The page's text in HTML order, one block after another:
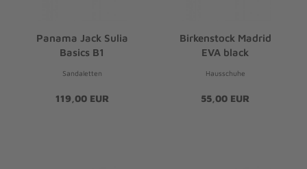
Panama Jack Sulia
Basics B1
Sandaletten
119,00 EUR
Birkenstock Madrid
EVA black
Hausschuhe
55,00 EUR